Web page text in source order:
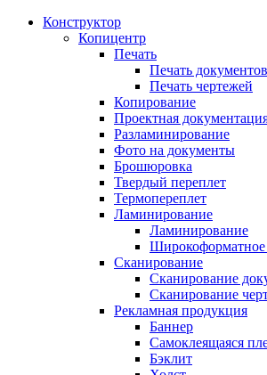
Конструктор
Копицентр
Печать
Печать документов
Печать чертежей
Копирование
Проектная
Разламинирование
Фото на документы
Брошюровка
Твердый переплет
Термопереплет
Ламинирование
Ламинирование
Сканирование
Сканирование
Сканирование
Рекламная продукция
Баннер
Самоклеящаяся
Бэклит